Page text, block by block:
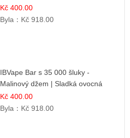
Dlouhotrvající zážitek
Kč 400.00
Byla： Kč 918.00
IBVape Bar s 35 000 šluky -
Malinový džem | Sladká ovocná
příchuť
Kč 400.00
Byla： Kč 918.00